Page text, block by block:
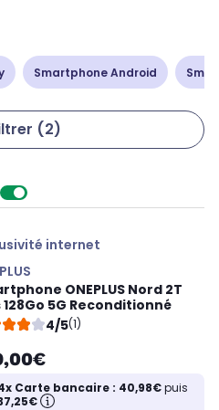
Smartphone Android
(2)
internet
ONEPLUS Nord 2T
128Go 5G Reconditionné
4/5(1)
Carte bancaire : 40,98€puis